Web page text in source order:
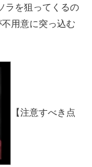
ラを狙ってくるの
用意に突っ込む
【注意すべき点